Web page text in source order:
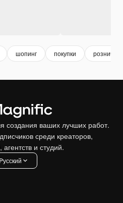
шопинг покупки
создания ваших лучших работ.
среди креаторов,
и студий.
Pусский